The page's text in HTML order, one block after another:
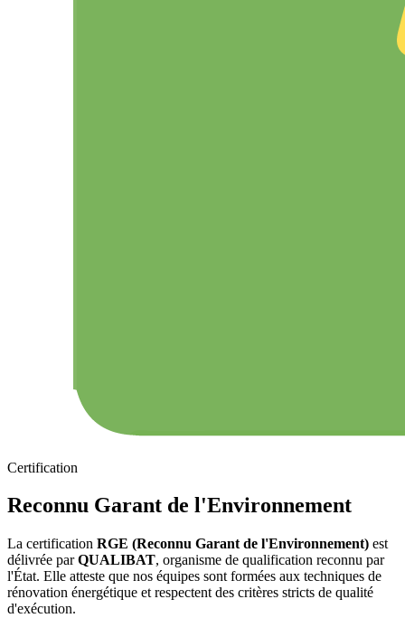
Certification
Reconnu Garant de l'Environnement
La certification RGE (Reconnu Garant de l'Environnement) est
délivrée parQUALIBAT, organisme de qualification reconnu par
l'État. Elle atteste que nos équipes sont formées aux techniques de
rénovation énergétique et respectent des critères stricts de qualité
d'exécution.